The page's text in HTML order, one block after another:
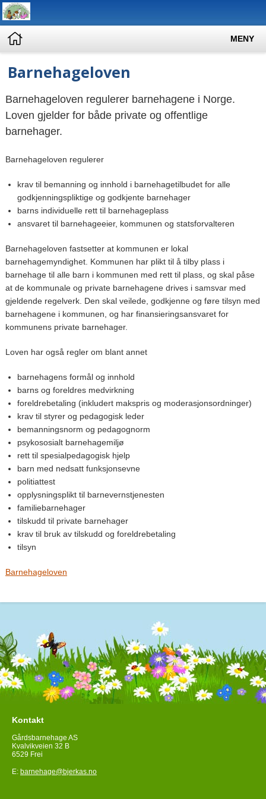
MENY
Barnehageloven
Barnehageloven regulerer barnehagene i Norge.
Loven gjelder for både private og offentlige
barnehager.
Barnehageloven regulerer
krav til bemanning og innhold i barnehagetilbudet for alle
godkjenningspliktige og godkjente barnehager
barns individuelle rett til barnehageplass
ansvaret til barnehageeier, kommunen og statsforvalteren
Barnehageloven fastsetter at kommunen er lokal
barnehagemyndighet. Kommunen har plikt til å tilby plass i
barnehage til alle barn i kommunen med rett til plass, og skal påse
at de kommunale og private barnehagene drives i samsvar med
gjeldende regelverk. Den skal veilede, godkjenne og føre tilsyn med
barnehagene i kommunen, og har finansieringsansvaret for
kommunens private barnehager.
Loven har også regler om blant annet
barnehagens formål og innhold
barns og foreldres medvirkning
foreldrebetaling (inkludert makspris og moderasjonsordninger)
krav til styrer og pedagogisk leder
bemanningsnorm og pedagognorm
psykososialt barnehagemiljø
rett til spesialpedagogisk hjelp
barn med nedsatt funksjonsevne
politiattest
opplysningsplikt til barnevernstjenesten
familiebarnehager
tilskudd til private barnehager
krav til bruk av tilskudd og foreldrebetaling
tilsyn
Barnehageloven
Kontakt
Gårdsbarnehage AS
Kvalvikveien 32 B
6529 Frei
E: barnehage@bjerkas.no